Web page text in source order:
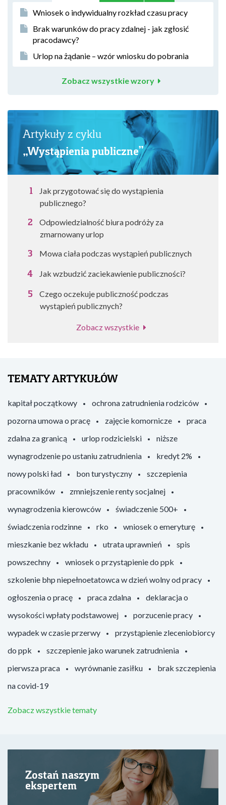
Wniosek o indywidualny rozkład czasu pracy
Brak warunków do pracy zdalnej - jak zgłosić
pracodawcy?
Urlop na żądanie – wzór wniosku do pobrania
Zobacz wszystkie wzory
Artykuły z cyklu
„Wystąpienia publiczne”
Jak przygotować się do wystąpienia
publicznego?
Odpowiedzialność biura podróży za
zmarnowany urlop
Mowa ciała podczas wystąpień publicznych
Jak wzbudzić zaciekawienie publiczności?
Czego oczekuje publiczność podczas
wystąpień publicznych?
Zobacz wszystkie
TEMATY ARTYKUŁÓW
kapitał początkowy
ochrona zatrudnienia rodziców
pozorna umowa o pracę
zajęcie komornicze
praca
zdalna za granicą
urlop rodzicielski
niższe
wynagrodzenie po ustaniu zatrudnienia
kredyt 2%
nowy polski ład
bon turystyczny
szczepienia
pracowników
zmniejszenie renty socjalnej
wynagrodzenia kierowców
świadczenie 500+
świadczenia rodzinne
rko
wniosek o emeryturę
mieszkanie bez wkładu
utrata uprawnień
spis
powszechny
wniosek o przystąpienie do ppk
szkolenie bhp niepełnoetatowca w dzień wolny od pracy
ogłoszenia o pracę
praca zdalna
deklaracja o
wysokości wpłaty podstawowej
porzucenie pracy
wypadek w czasie przerwy
przystąpienie zleceniobiorcy
do ppk
szczepienie jako warunek zatrudnienia
pierwsza praca
wyrównanie zasiłku
brak szczepienia
na covid-19
Zobacz wszystkie tematy
Zostań naszym
ekspertem